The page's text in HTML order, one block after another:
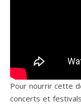
Pour nourrir cette
concerts et